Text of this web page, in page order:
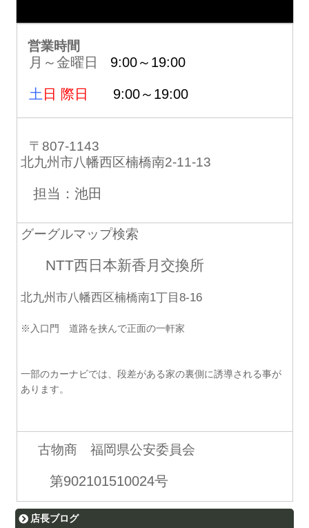
営業時間
月～金曜日 9:00～19:00
土 日 際日 9:00～19:00
〒807-1143
北九州市八幡西区楠橋南2-11-13
担当：池田
グーグルマップ検索
NTT西日本新香月交換所
北九州市八幡西区楠橋南1丁目8-16
※入口門 道路を挟んで正面の一軒家
一部のカーナビでは、段差がある家の裏側に誘導される事が
あります。
古物商 福岡県公安委員会
第902101510024号
店長ブログ